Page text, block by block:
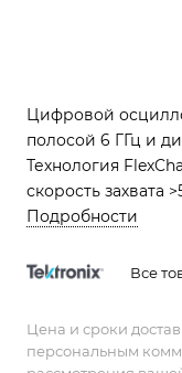
Цифровой
полосой 6 ГГц и
Технология
скорость захвата
HD дисплей 39,62
Подробности
Все
Цена и сроки
персональным